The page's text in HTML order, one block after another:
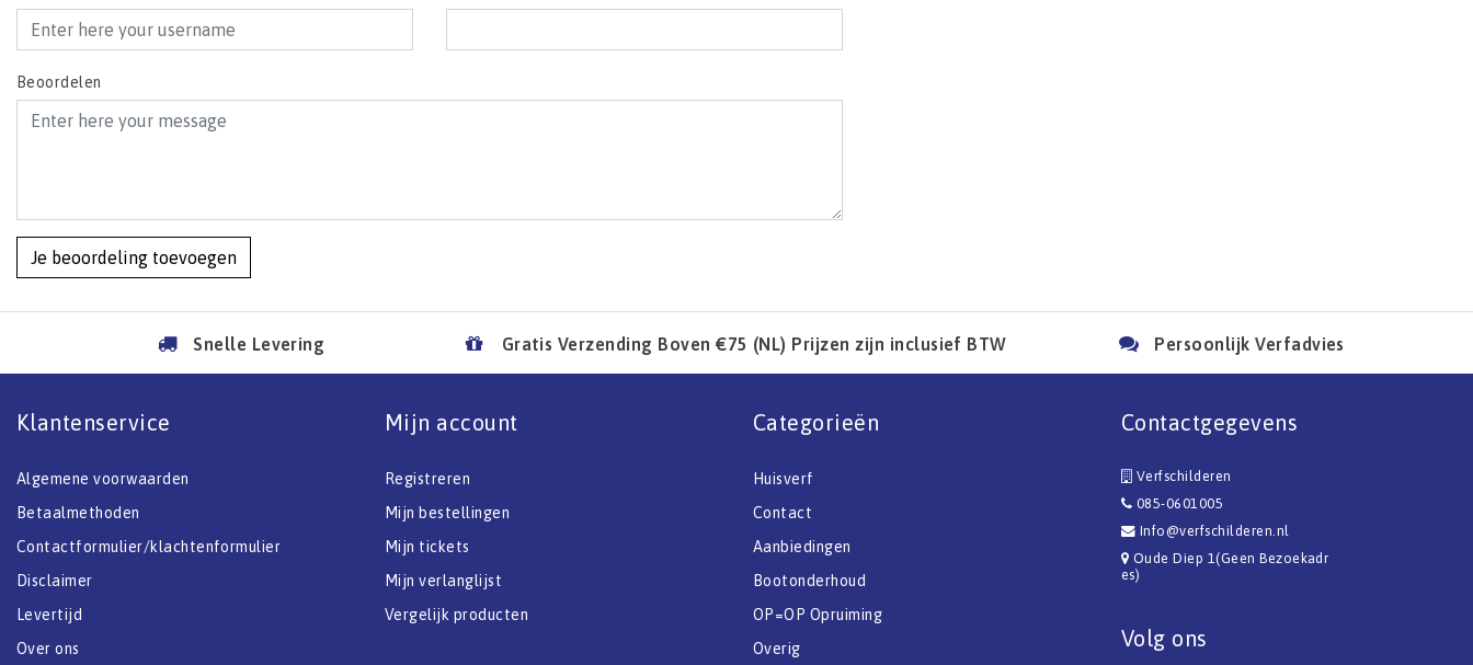
Beoordelen
Je beoordeling toevoegen
Snelle Levering Gratis Verzending Boven €75 (NL) Prijzen zijn inclusief BTW Persoonlijk Verfadvies
Klantenservice
Algemene voorwaarden
Betaalmethoden
Contactformulier/klachtenformulier
Disclaimer
Levertijd
Over ons
Mijn account
Registreren
Mijn bestellingen
Mijn tickets
Mijn verlanglijst
Vergelijk producten
Categorieën
Huisverf
Contact
Aanbiedingen
Bootonderhoud
OP=OP Opruiming
Overig
Contactgegevens
Verfschilderen
085-0601005
Info@verfschilderen.nl
Oude Diep 1(Geen Bezoekadr
es)
Volg ons